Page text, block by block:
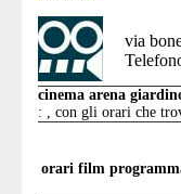
via
cinema arena
: , con gli orari che
orari film